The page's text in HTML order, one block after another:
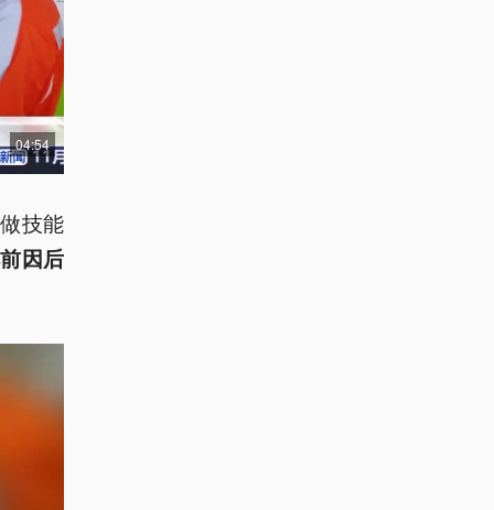
04:54
技能
因后